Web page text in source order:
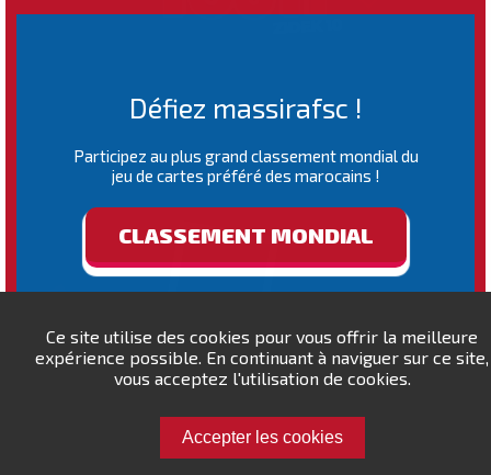
Ce site utilise des cookies pour vous offrir la meilleure
expérience possible. En continuant à naviguer sur ce site,
vous acceptez l'utilisation de cookies.
Accepter les cookies
Défiez massirafsc !
Participez au plus grand classement mondial du
jeu de cartes préféré des marocains !
CLASSEMENT MONDIAL